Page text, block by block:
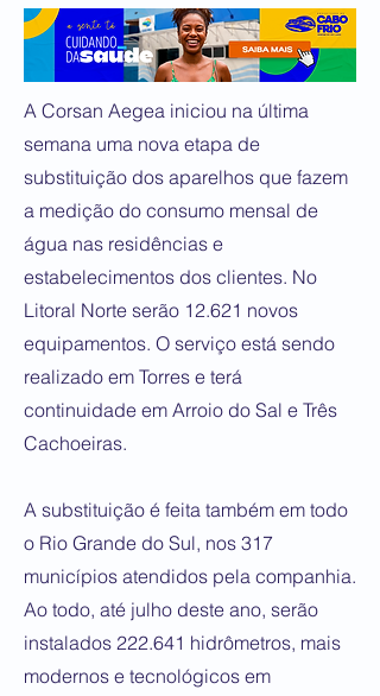
A Corsan Aegea iniciou na última
semana uma nova etapa de
substituição dos aparelhos que fazem
a medição do consumo mensal de
água nas residências e
estabelecimentos dos clientes. No
Litoral Norte serão 12.621 novos
equipamentos. O serviço está sendo
realizado em Torres e terá
continuidade em Arroio do Sal e Três
Cachoeiras.
A substituição é feita também em todo
o Rio Grande do Sul, nos 317
municípios atendidos pela companhia.
Ao todo, até julho deste ano, serão
instalados 222.641 hidrômetros, mais
modernos e tecnológicos em